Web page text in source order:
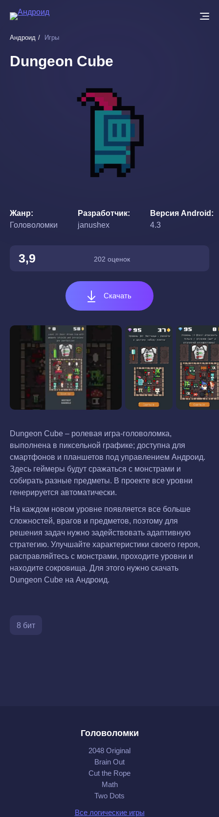
основному
Андроид Игры
Dungeon Cube
Жанр
Головоломки
Разработчик
janushex
Версия Android
4.3
3,9 202 оценок
Скачать
Dungeon Cube – ролевая игра-головоломка,
выполнена в пиксельной графике; доступна для
смартфонов и планшетов под управлением Андроид.
Здесь геймеры будут сражаться с монстрами и
собирать разные предметы. В проекте все уровни
генерируется автоматически.
На каждом новом уровне появляется все больше
сложностей, врагов и предметов, поэтому для
решения задач нужно задействовать адаптивную
стратегию. Улучшайте характеристики своего героя,
расправляйтесь с монстрами, проходите уровни и
находите сокровища. Для этого нужно скачать
Dungeon Cube на Андроид.
8 бит
Головоломки
2048 Original
Brain Out
Cut the Rope
Math
Two Dots
Все логические игры